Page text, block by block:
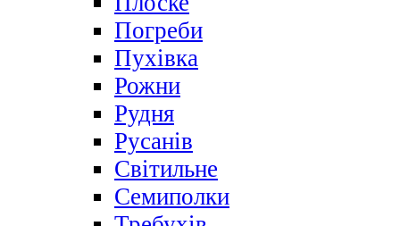
Погреби
Пухівка
Рожни
Рудня
Русанів
Світильне
Семиполки